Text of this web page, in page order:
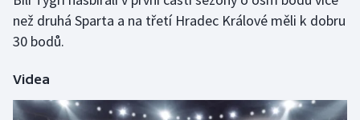
Lezení
než druhá Sparta a na třetí Hradec Králové měli k dobru
30 bodů.
Videa